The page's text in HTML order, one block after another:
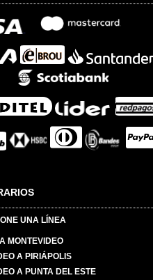
UNA LÍNEA
MONTEVIDEO
A PIRIÁPOLIS
A PUNTA DEL ESTE